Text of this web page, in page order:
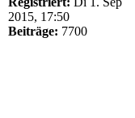
2015, 17:50
Beiträge: 7700